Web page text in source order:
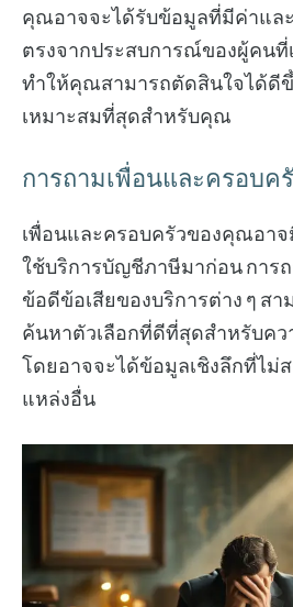
คุณอาจจะได้รับข้อมูลที่มีค่าแล
ตรงจากประสบการณ์ของผู้คนที่
ทำให้คุณสามารถตัดสินใจได้ดี
เหมาะสมที่สุดสำหรับคุณ
การถามเพื่อนและครอบค
เพื่อนและครอบครัวของคุณอา
ใช้บริการบัญชีภาษีมาก่อน การถ
ข้อดีข้อเสียของบริการต่าง ๆ ส
ค้นหาตัวเลือกที่ดีที่สุดสำหรับค
โดยอาจจะได้ข้อมูลเชิงลึกที่ไม่
แหล่งอื่น